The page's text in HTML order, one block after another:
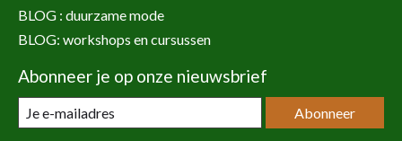
BLOG : duurzame mode
BLOG: workshops en cursussen
Abonneer je op onze nieuwsbrief
Abonneer